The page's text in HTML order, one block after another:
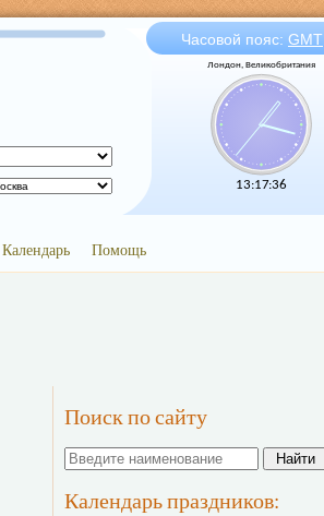
Часовой пояс: GMT
Лондон, Великобритания
13:17:36
Календарь Помощь
Поиск по сайту
Календарь праздников: